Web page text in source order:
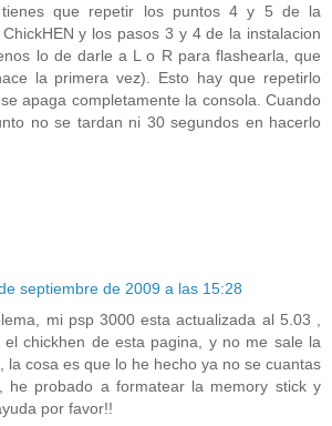
que repetir los puntos 4 y 5 de la
y los pasos 3 y 4 de la instalacion
lo de darle a L o R para flashearla, que
la primera vez). Esto hay que repetirlo
apaga completamente la consola. Cuando
no se tardan ni 30 segundos en hacerlo
septiembre de 2009 a las 15:28
mi psp 3000 esta actualizada al 5.03 ,
el chickhen de esta pagina, y no me sale la
la cosa es que lo he hecho ya no se cuantas
he probado a formatear la memory stick y
por favor!!